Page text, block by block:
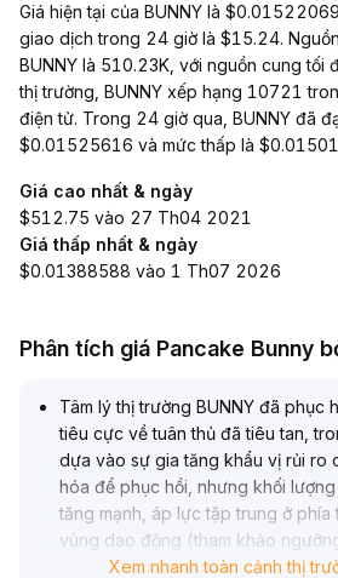
Giá hiện tại của BUNNY là
giao dịch trong 24 giờ là $15.24.
BUNNY là 510.23K, với nguồn cung
thị trường, BUNNY xếp hạng 10721
điện tử. Trong 24 giờ qua, BUNNY đã
$0.01525616 và mức thấp là
Giá cao nhất & ngày
$512.75 vào 27 Th04 2021
Giá thấp nhất & ngày
$0.01388588 vào 1 Th07 2026
Phân tích giá Pancake Bunny
Tâm lý thị trường BUNNY đã phục
tiêu cực về tuân thủ đã tiêu tan,
dựa vào sự gia tăng khẩu vị rủi ro
hóa để phục hồi, nhưng khối
tăng mạnh, áp lực tập trung ở
vùng dao động (tham khảo
Khuyến nghị giao dịch: Có thể xây
Xem nhanh toàn cảnh thị